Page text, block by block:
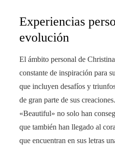
Experiencias
evolución
El ámbito personal de
constante de inspiración para
que incluyen desafíos y
de gran parte de sus
«Beautiful» no solo han
que también han llegado al
que encuentran en sus letras